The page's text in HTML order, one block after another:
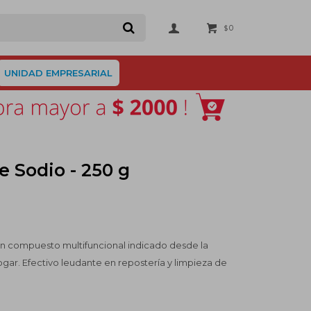
UNIDAD EMPRESARIAL
$0
Sodio - 250 g
compuesto multifuncional indicado desde la
Efectivo leudante en repostería y limpieza de